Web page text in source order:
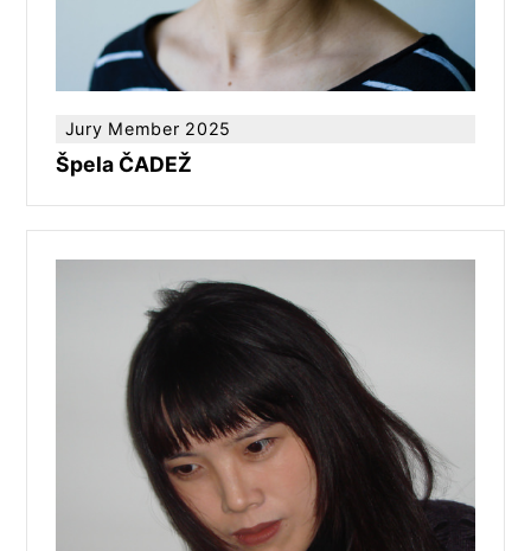
Jury Member 2025
Špela ČADEŽ